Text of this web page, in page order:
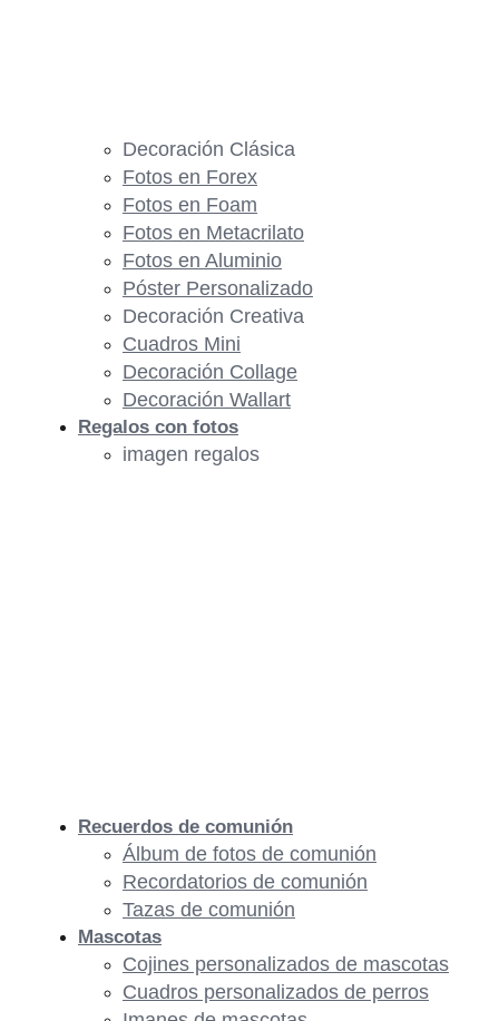
Decoración Clásica
Fotos en Forex
Fotos en Foam
Fotos en Metacrilato
Fotos en Aluminio
Póster Personalizado
Decoración Creativa
Cuadros Mini
Decoración Collage
Decoración Wallart
Regalos con fotos
imagen regalos
Recuerdos de comunión
Álbum de fotos de comunión
Recordatorios de comunión
Tazas de comunión
Mascotas
Cojines personalizados de mascotas
Cuadros personalizados de perros